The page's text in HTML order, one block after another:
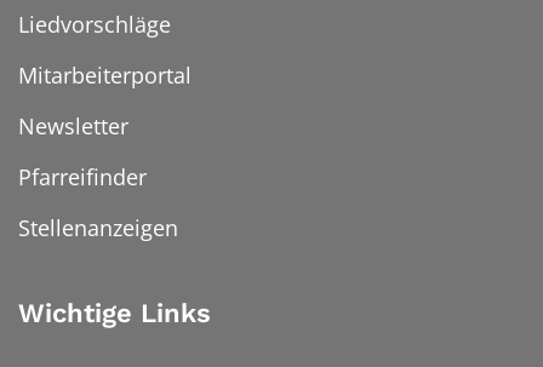
Liedvorschläge
Mitarbeiterportal
Newsletter
Pfarreifinder
Stellenanzeigen
Wichtige Links